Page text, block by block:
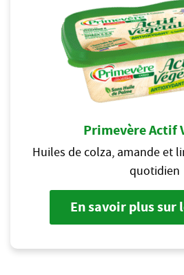
Primevère Actif
Huiles de colza, amande et
quotidien
En savoir plus sur